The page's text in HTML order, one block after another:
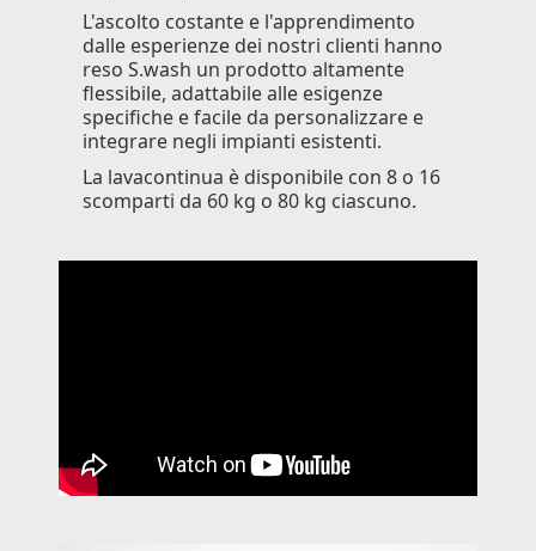
L'ascolto costante e l'apprendimento
dalle esperienze dei nostri clienti hanno
reso S.wash un prodotto altamente
flessibile, adattabile alle esigenze
specifiche e facile da personalizzare e
integrare negli impianti esistenti.
La lavacontinua è disponibile con 8 o 16
scomparti da 60 kg o 80 kg ciascuno.